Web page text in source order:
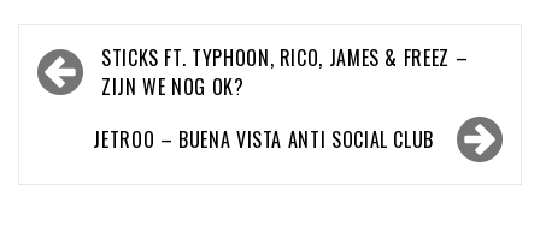
Bericht
navigatie
STICKS FT. TYPHOON, RICO, JAMES & FREEZ –
ZIJN WE NOG OK?
JETROO – BUENA VISTA ANTI SOCIAL CLUB